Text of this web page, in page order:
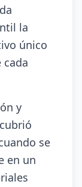
la
único
y
se
en un